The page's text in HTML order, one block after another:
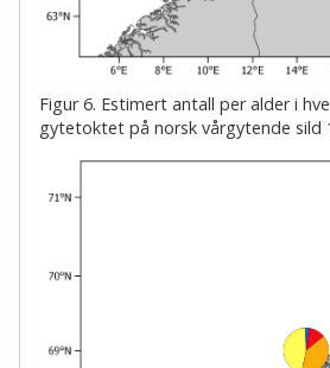
Figur 6. Estimert antall per alder i
gytetoktet på norsk vårgytende sild